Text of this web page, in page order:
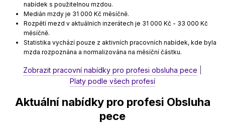
nabídek s použitelnou mzdou.
Medián mzdy je 31 000 Kč měsíčně.
Rozpětí mezd v aktuálních inzerátech je 31 000 Kč - 33 000 Kč
měsíčně.
Statistika vychází pouze z aktivních pracovních nabídek, kde byla
mzda rozpoznána a normalizována na měsíční částku.
Zobrazit pracovní nabídky pro profesi obsluha pece
Platy podle všech profesí
Aktuální nabídky pro profesi Obsluha
pece